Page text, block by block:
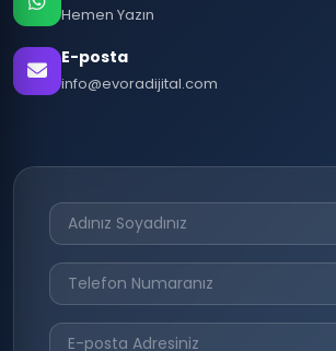
Hemen Yazın
E-posta
info@evoradijital.com